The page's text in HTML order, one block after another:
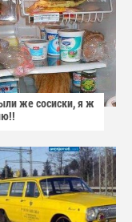
же сосиски, я ж